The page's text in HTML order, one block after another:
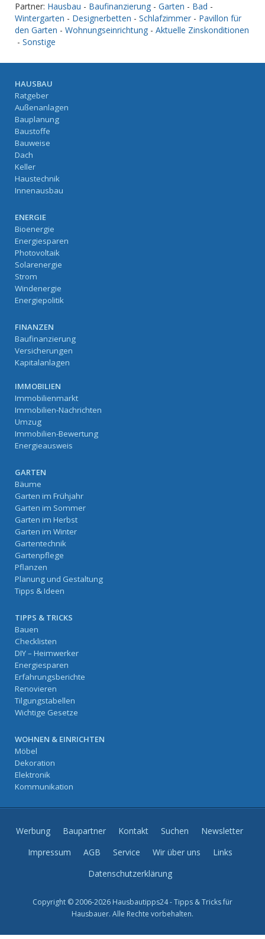
Partner: Hausbau - Baufinanzierung - Garten - Bad -
Wintergarten - Designerbetten - Schlafzimmer - Pavillon für
den Garten - Wohnungseinrichtung - Aktuelle Zinskonditionen
- Sonstige
HAUSBAU
Ratgeber
Außenanlagen
Bauplanung
Baustoffe
Bauweise
Dach
Keller
Haustechnik
Innenausbau
ENERGIE
Bioenergie
Energiesparen
Photovoltaik
Solarenergie
Strom
Windenergie
Energiepolitik
FINANZEN
Baufinanzierung
Versicherungen
Kapitalanlagen
IMMOBILIEN
Immobilienmarkt
Immobilien-Nachrichten
Umzug
Immobilien-Bewertung
Energieausweis
GARTEN
Bäume
Garten im Frühjahr
Garten im Sommer
Garten im Herbst
Garten im Winter
Gartentechnik
Gartenpflege
Pflanzen
Planung und Gestaltung
Tipps & Ideen
TIPPS & TRICKS
Bauen
Checklisten
DIY – Heimwerker
Energiesparen
Erfahrungsberichte
Renovieren
Tilgungstabellen
Wichtige Gesetze
WOHNEN & EINRICHTEN
Möbel
Dekoration
Elektronik
Kommunikation
Werbung Baupartner Kontakt Suchen
Newsletter
Impressum
AGB Service Wir über uns
Links
Datenschutzerklärung
Copyright © 2006-2026 Hausbautipps24 - Tipps & Tricks für
Hausbauer. Alle Rechte vorbehalten.